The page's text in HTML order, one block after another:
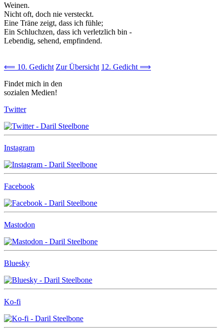
Weinen.
Nicht oft, doch nie versteckt.
Eine Träne zeigt, dass ich fühle;
Ein Schluchzen, dass ich verletzlich bin -
Lebendig, sehend, empfindend.
⟸ 10. Gedicht Zur Übersicht 12. Gedicht ⟹
Findet mich in den
sozialen Medien!
Twitter
Instagram
Facebook
Mastodon
Bluesky
Ko-fi